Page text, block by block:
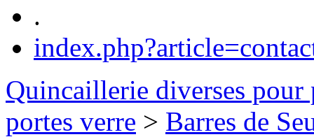
.
Quincaillerie diverses pour
portes verre > Barres de